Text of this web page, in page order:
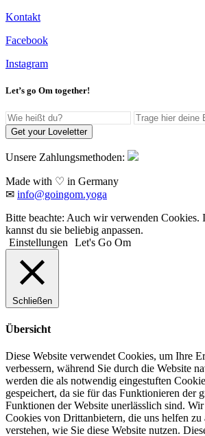
Kontakt
Facebook
Instagram
Let’s go Om together!
Get your Loveletter
Unsere Zahlungsmethoden:
Made with ♡ in Germany
✉ info@goingom.yoga
Bitte beachte: Auch wir verwenden Cookies.
kannst du sie beliebig anpassen.
Einstellungen
Let's Go Om
Schließen
Übersicht
Diese Website verwendet Cookies, um Ihre
verbessern, während Sie durch die Website
werden die als notwendig eingestuften
gespeichert, da sie für das Funktionieren der
Funktionen der Website unerlässlich sind.
Cookies von Drittanbietern, die uns helfen zu
verstehen, wie Sie diese Website nutzen.